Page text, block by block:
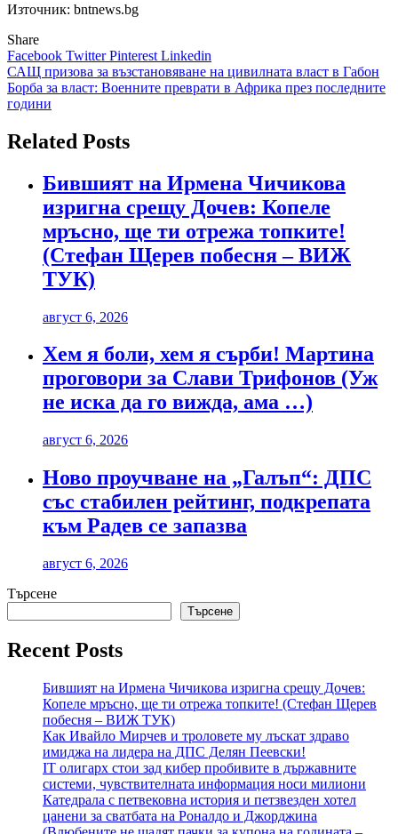
Източник: bntnews.bg
Share
Facebook TwitterPinterest Linkedin
Навигация
САЩ призова за възстановяване на цивилната власт в Габон
Борба за власт: Военните преврати в Африка през последните
години
Related Posts
Бившият на Ирмена Чичикова
изригна срещу Дочев: Копеле
мръсно, ще ти отрежа топките!
(Стефан Щерев побесня – ВИЖ
ТУК)
август 6, 2026
Хем я боли, хем я сърби! Мартина
проговори за Слави Трифонов (Уж
не иска да го вижда, ама …)
август 6, 2026
Ново проучване на „Галъп“: ДПС
със стабилен рейтинг, подкрепата
към Радев се запазва
август 6, 2026
Търсене
Търсене
Recent Posts
Бившият на Ирмена Чичикова изригна срещу Дочев:
Копеле мръсно, ще ти отрежа топките! (Стефан Щерев
побесня – ВИЖ ТУК)
Как Ивайло Мирчев и троловете му лъскат здраво
имиджа на лидера на ДПС Делян Пеевски!
IT олигарх стои зад кибер пробивите в държавните
системи, чувствителната информация носи милиони
Катедрала с петвековна история и петзвезден хотел
цанени за сватбата на Роналдо и Джорджина